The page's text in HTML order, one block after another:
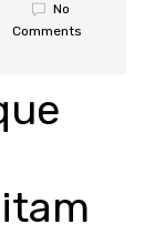
No
Comments